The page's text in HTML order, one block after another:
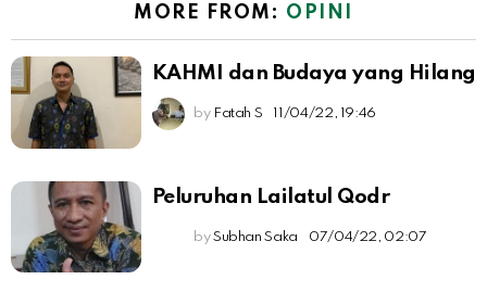
MORE FROM: OPINI
KAHMI dan Budaya yang Hilang
by Fatah S 11/04/22, 19:46
Peluruhan Lailatul Qodr
by Subhan Saka 07/04/22, 02:07